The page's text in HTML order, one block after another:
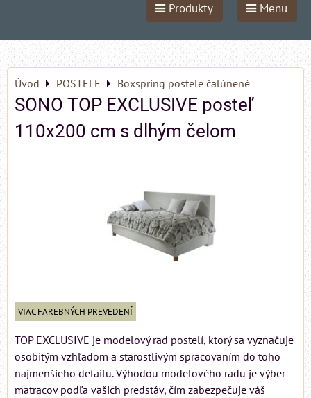
Produkty Menu
Úvod POSTELE Boxspring postele čalúnené
SONO TOP EXCLUSIVE posteľ
110x200 cm s dlhým čelom
VIAC FAREBNÝCH PREVEDENÍ
TOP EXCLUSIVE je modelový rad postelí, ktorý sa vyznačuje
osobitým vzhľadom a starostlivým spracovaním do toho
najmenšieho detailu. Výhodou modelového radu je výber
matracov podľa vašich predstáv, čím zabezpečuje váš